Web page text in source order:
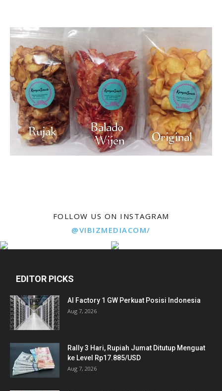
FOLLOW US ON INSTAGRAM
@VIBIZMEDIACOM/
EDITOR PICKS
AI Factory 1 GW Perkuat Posisi Indonesia
Aug 7, 2026
Rally 3 Hari, Rupiah Jumat Ditutup Menguat
ke Level Rp17.885/USD
Aug 7, 2026